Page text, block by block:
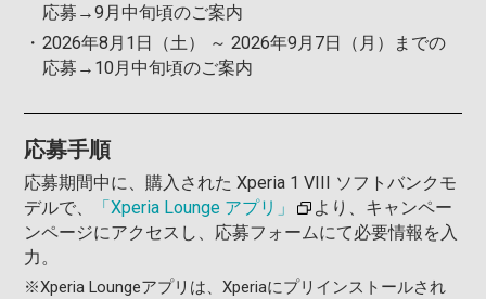
応募→9月中旬頃のご案内
・ 2026年8月1日（土） ～ 2026年9月7日（月）までの
応募→10月中旬頃のご案内
応募手順
応募期間中に、購入された Xperia 1 VIII ソフトバンクモ
デルで、
「Xperia Lounge アプリ」
より、キャンペー
ンページにアクセスし、応募フォームにて必要情報を入
力。
※Xperia Loungeアプリは、Xperiaにプリインストールされ